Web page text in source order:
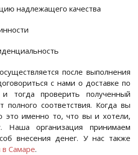
надлежащего качества
после выполнения
с нами о доставке по
и тогда проверить полученный
полного соответствия. Когда вы
это именно то, что вы и хотели,
Наша организация принимаем
внесения денег. У нас также
в Самаре.